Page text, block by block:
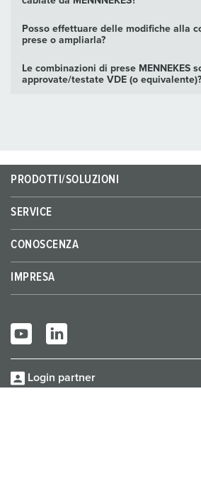
Posso effettuare delle modifiche alla
prese o ampliarla?
Le combinazioni di prese MENNEKES
approvate/testate VDE (o equivalente)?
PRODOTTI/SOLUZIONI
SERVICE
CONOSCENZA
IMPRESA
Login partner